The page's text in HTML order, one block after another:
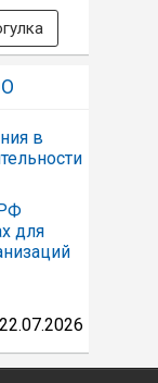
в
для
22.07.2026